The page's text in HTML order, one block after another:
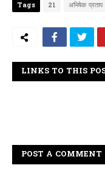
Tags 21 अभिषेक प्रताप
LINKS TO THIS
POST A COMMENT